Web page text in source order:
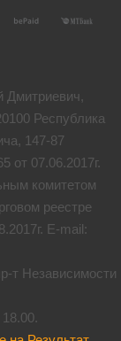
Дмитриевич,
Республика
147-87
от 07.06.2017г.
комитетом
реестре
E-mail:
т Независимости